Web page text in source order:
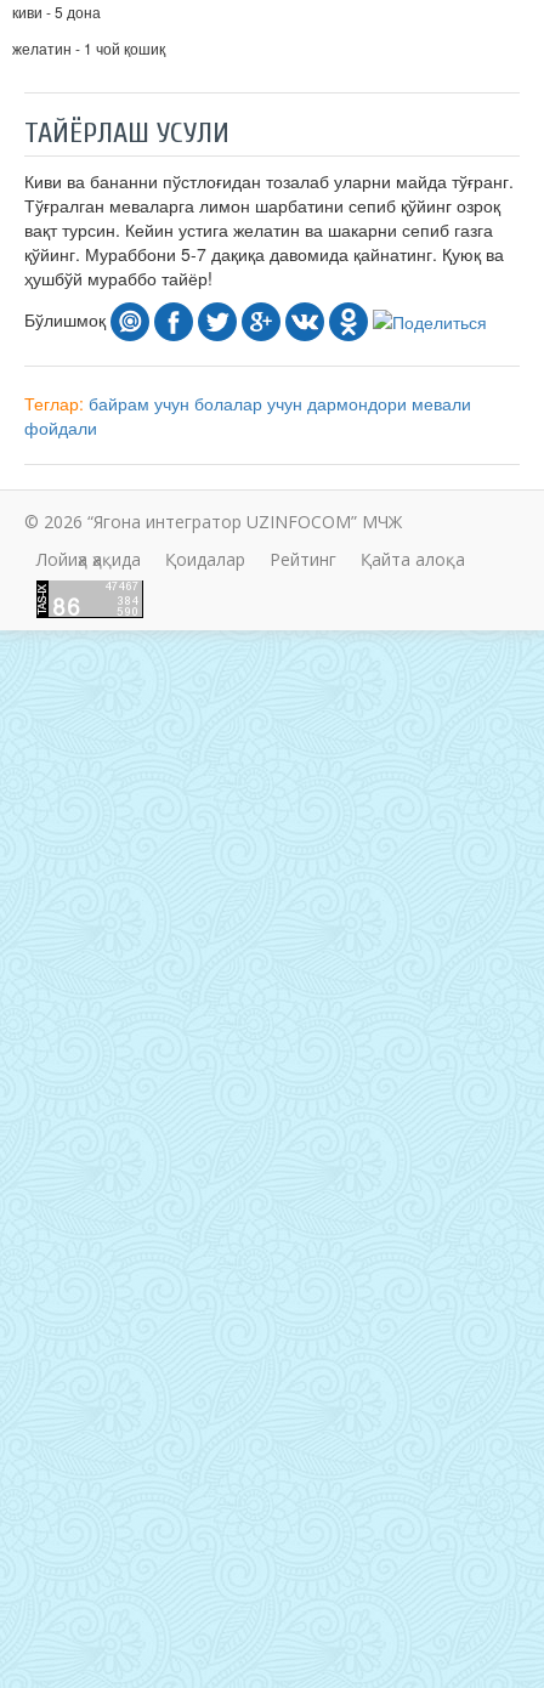
киви - 5 дона
желатин - 1 чой қошиқ
ТАЙЁРЛАШ УСУЛИ
Киви ва бананни пўстлоғидан тозалаб уларни майда тўғранг.
Тўғралган меваларга лимон шарбатини сепиб қўйинг озроқ
вақт турсин. Кейин устига желатин ва шакарни сепиб газга
қўйинг. Мураббони 5-7 дақиқа давомида қайнатинг. Қуюқ ва
ҳушбўй мураббо тайёр!
Бўлишмоқ
Теглар: байрам учун болалар учун дармондори мевали
фойдали
© 2026 “Ягона интегратор UZINFOCOM” МЧЖ
Лойиҳа ҳақида
Қоидалар Рейтинг Қайта алоқа